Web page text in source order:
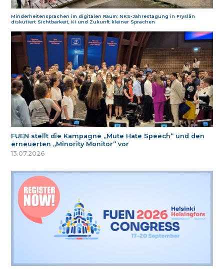
Minderheitensprachen im digitalen Raum: NKS-Jahrestagung in Fryslân
diskutiert Sichtbarkeit, KI und Zukunft kleiner Sprachen
FUEN stellt die Kampagne „Mute Hate Speech“ und den
erneuerten „Minority Monitor“ vor
13.07.2026